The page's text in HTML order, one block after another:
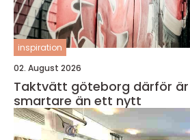
inspiration
02. August 2026
Taktvätt göteborg därför är ett rent tak
smartare än ett nytt